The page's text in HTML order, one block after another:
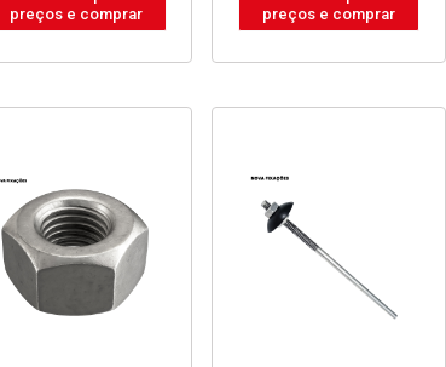
preços e comprar
preços e comprar